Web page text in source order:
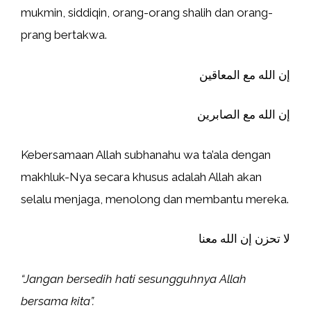
mukmin, siddiqin, orang-orang shalih dan orang-
prang bertakwa.
إن الله مع المعاقين
إن الله مع الصابرين
Kebersamaan Allah subhanahu wa ta’ala dengan
makhluk-Nya secara khusus adalah Allah akan
selalu menjaga, menolong dan membantu mereka.
لا تحزن إن الله معنا
“Jangan bersedih hati sesungguhnya Allah
bersama kita”.